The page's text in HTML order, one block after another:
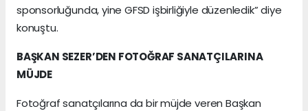
sponsorluğunda, yine GFSD işbirliğiyle düzenledik” diye
konuştu.
BAŞKAN SEZER’DEN FOTOĞRAF SANATÇILARINA
MÜJDE
Fotoğraf sanatçılarına da bir müjde veren Başkan